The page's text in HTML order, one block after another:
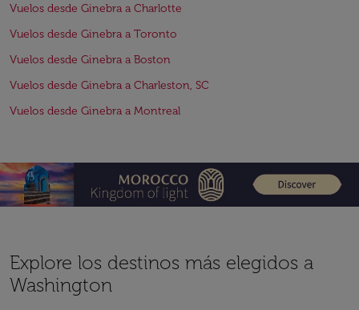
Vuelos desde Ginebra a Charlotte
Vuelos desde Ginebra a Toronto
Vuelos desde Ginebra a Boston
Vuelos desde Ginebra a Charleston, SC
Vuelos desde Ginebra a Montreal
Explore los destinos más elegidos a
Washington